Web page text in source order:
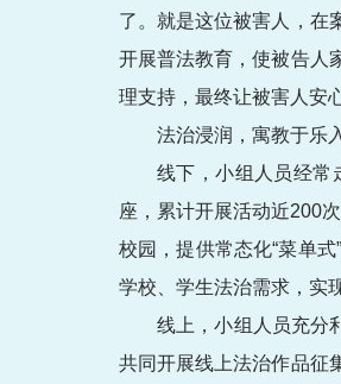
了。就是这位被害人，在
开展普法教育，使被告人
理支持，最终让被害人安
法治浸润，寓教于乐
线下，小组人员经常
座，累计开展活动近200
校园，提供常态化“菜单
学校、学生法治需求，实
线上，小组人员充分
共同开展线上法治作品征